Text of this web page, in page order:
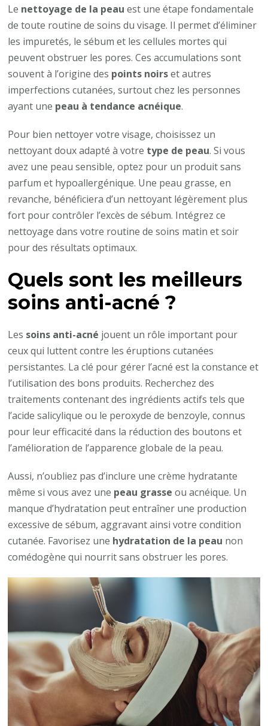
Le nettoyage de la peau est une étape fondamentale
de toute routine de soins du visage. Il permet d’éliminer
les impuretés, le sébum et les cellules mortes qui
peuvent obstruer les pores. Ces accumulations sont
souvent à l’origine des points noirset autres
imperfections cutanées, surtout chez les personnes
ayant une peau à tendance acnéique.
Pour bien nettoyer votre visage, choisissez un
nettoyant doux adapté à votre type de peau. Si vous
avez une peau sensible, optez pour un produit sans
parfum et hypoallergénique. Une peau grasse, en
revanche, bénéficiera d’un nettoyant légèrement plus
fort pour contrôler l’excès de sébum. Intégrez ce
nettoyage dans votre routine de soins matin et soir
pour des résultats optimaux.
Quels sont les meilleurs
soins anti-acné ?
Les soins anti-acné jouent un rôle important pour
ceux qui luttent contre les éruptions cutanées
persistantes. La clé pour gérer l’acné est la constance et
l’utilisation des bons produits. Recherchez des
traitements contenant des ingrédients actifs tels que
l’acide salicylique ou le peroxyde de benzoyle, connus
pour leur efficacité dans la réduction des boutons et
l’amélioration de l’apparence globale de la peau.
Aussi, n’oubliez pas d’inclure une crème hydratante
même si vous avez une peau grasse ou acnéique. Un
manque d’hydratation peut entraîner une production
excessive de sébum, aggravant ainsi votre condition
cutanée. Favorisez une hydratation de la peau non
comédogène qui nourrit sans obstruer les pores.